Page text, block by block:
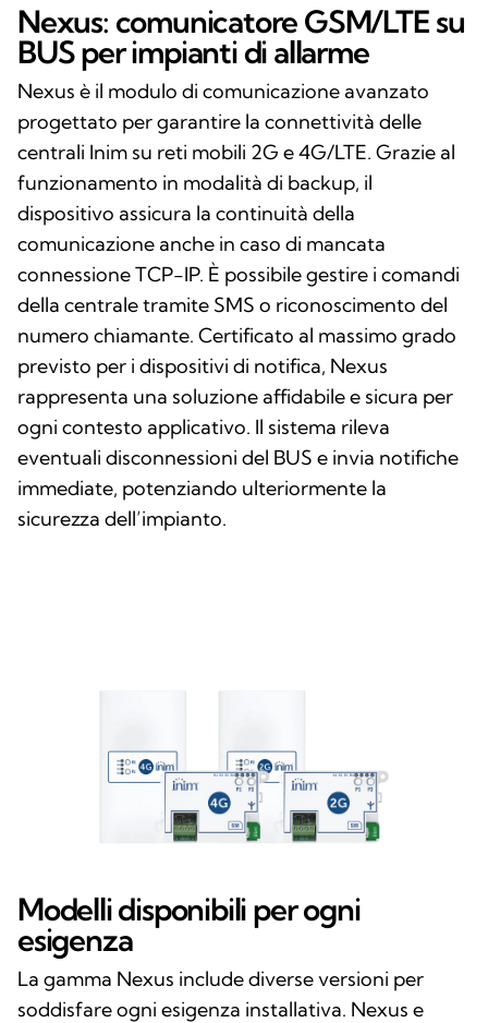
Nexus: comunicatore GSM/LTE su
BUS per impianti di allarme
Nexus è il modulo di comunicazione avanzato
progettato per garantire la connettività delle
centrali Inim su reti mobili 2G e 4G/LTE. Grazie al
funzionamento in modalità di backup, il
dispositivo assicura la continuità della
comunicazione anche in caso di mancata
connessione TCP-IP. È possibile gestire i comandi
della centrale tramite SMS o riconoscimento del
numero chiamante. Certificato al massimo grado
previsto per i dispositivi di notifica, Nexus
rappresenta una soluzione affidabile e sicura per
ogni contesto applicativo. Il sistema rileva
eventuali disconnessioni del BUS e invia notifiche
immediate, potenziando ulteriormente la
sicurezza dell’impianto.
Modelli disponibili per ogni
esigenza
La gamma Nexus include diverse versioni per
soddisfare ogni esigenza installativa. Nexus e